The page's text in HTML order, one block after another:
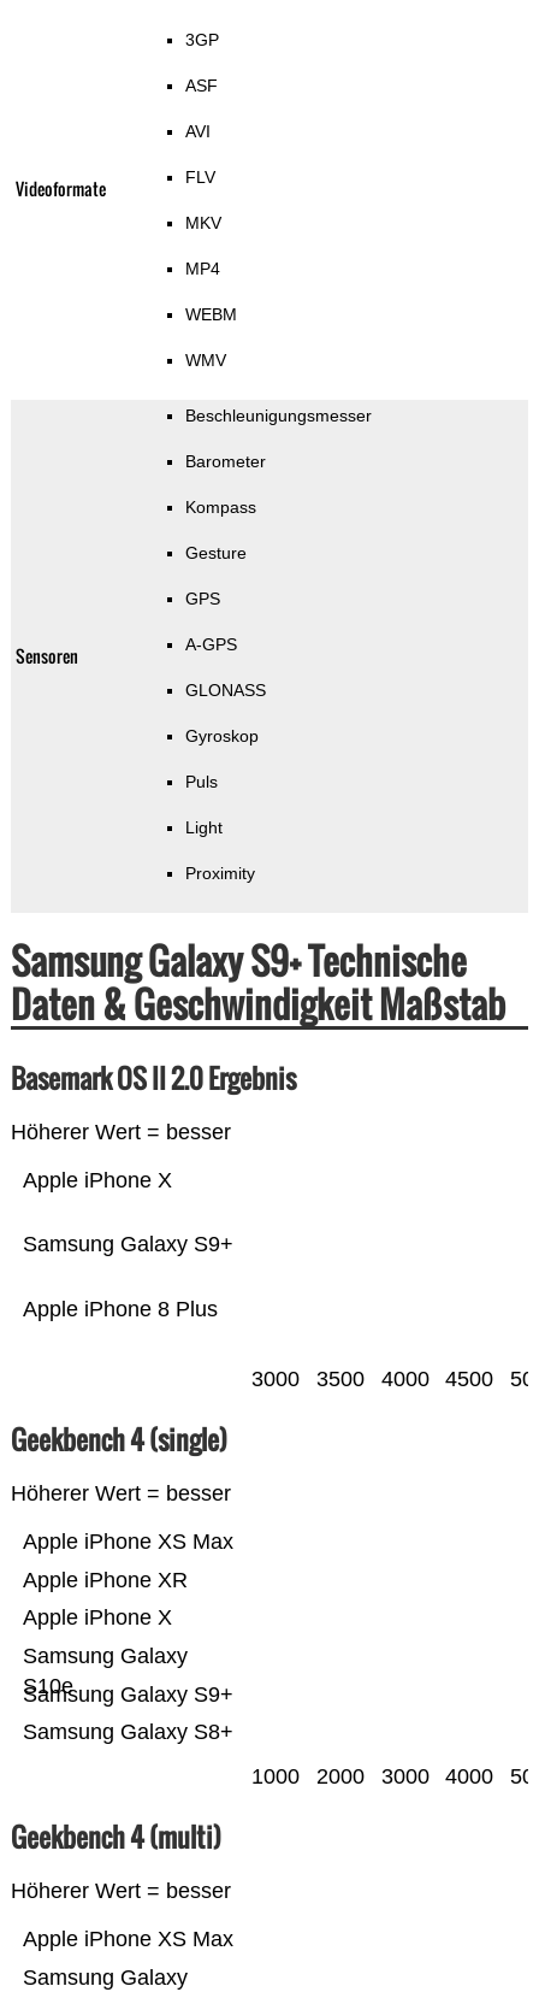
Videoformate
3GP
ASF
AVI
FLV
MKV
MP4
WEBM
WMV
Sensoren
Beschleunigungsmesser
Barometer
Kompass
Gesture
GPS
A-GPS
GLONASS
Gyroskop
Puls
Light
Proximity
Samsung Galaxy S9+ Technische
Daten & Geschwindigkeit Maßstab
Basemark OS II 2.0 Ergebnis
Höherer Wert = besser
Apple iPhone 8 Plus
Samsung Galaxy S9+
Apple iPhone X
3000 3500 4000 4500
Geekbench 4 (single)
Höherer Wert = besser
Samsung Galaxy S8+
Samsung Galaxy S9+
Samsung Galaxy
S10e
Apple iPhone X
Apple iPhone XR
Apple iPhone XS Max
1000 2000 3000 4000
Geekbench 4 (multi)
Höherer Wert = besser
Samsung Galaxy
Apple iPhone XS Max